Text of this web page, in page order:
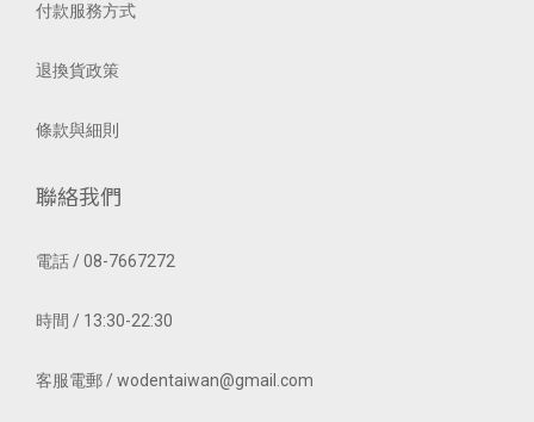
付款服務方式
退換貨政策
條款與細則
聯絡我們
電話 / 08-7667272
時間 / 13:30-22:30
客服電郵 / wodentaiwan@gmail.com